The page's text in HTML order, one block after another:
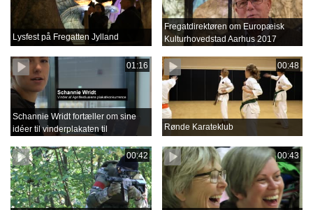
Lysfest på Fregatten Jylland
Fregatdirektøren om Europæisk
Kulturhovedstad Aarhus 2017
01:16
Schannie Wridt fortæller om sine
idéer til vinderplakaten til
00:48
Rønde Karateklub
00:42 00:43